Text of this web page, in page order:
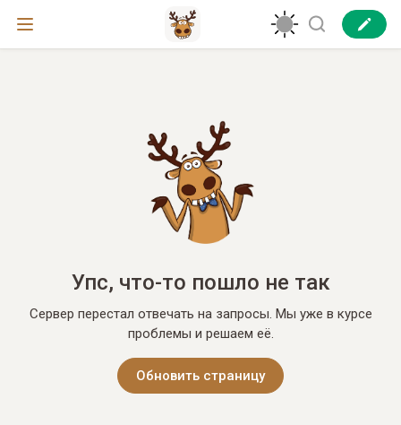
Упс, что-то пошло не так
Сервер перестал отвечать на запросы. Мы уже в курсе
проблемы и решаем её.
Обновить страницу